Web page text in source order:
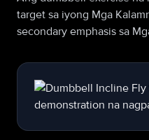
target sa iyong Mga
secondary emphasis sa